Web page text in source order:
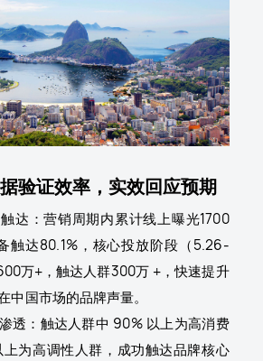
验证效率，实效回应预期
达：营销周期内累计线上曝光1700
触达80.1%，核心投放阶段（5.26-
万+，触达人群300万 +，快速提升
中国市场的品牌声量。
透：触达人群中 90% 以上为高消费
上为高调性人群，成功触达品牌核心